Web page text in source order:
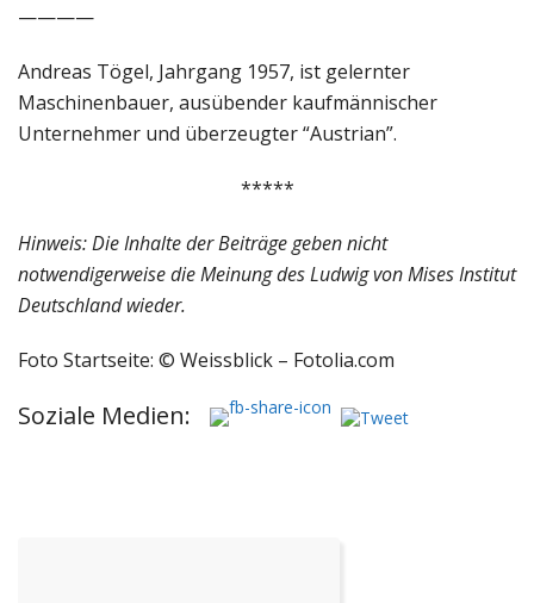
————
Andreas Tögel, Jahrgang 1957, ist gelernter
Maschinenbauer, ausübender kaufmännischer
Unternehmer und überzeugter “Austrian”.
*****
Hinweis: Die Inhalte der Beiträge geben nicht
notwendigerweise die Meinung des Ludwig von Mises Institut
Deutschland wieder.
Foto Startseite: © Weissblick – Fotolia.com
Soziale Medien: